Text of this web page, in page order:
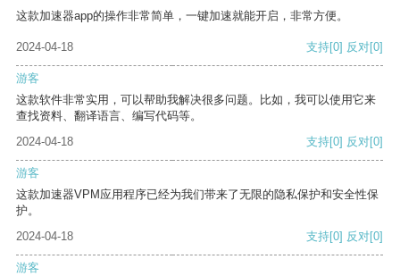
这款加速器app的操作非常简单，一键加速就能开启，非常方便。
2024-04-18 支持[0] 反对[0]
游客
这款软件非常实用，可以帮助我解决很多问题。比如，我可以使用它来
查找资料、翻译语言、编写代码等。
2024-04-18
支持[0] 反对[0]
游客
这款加速器VPM应用程序已经为我们带来了无限的隐私保护和安全性保
护。
2024-04-18
支持[0] 反对[0]
游客